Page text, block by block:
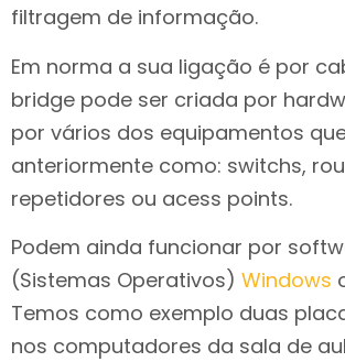
filtragem de informação.
Em norma a sua ligação é por
bridge pode ser criada por
por vários dos equipamentos
anteriormente como: switchs,
repetidores ou acess points.
Podem ainda funcionar por
(Sistemas Operativos) Windows
Temos como exemplo duas
nos computadores da sala de